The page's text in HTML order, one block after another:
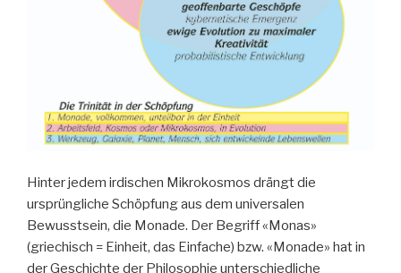
Hinter jedem irdischen Mikrokosmos drängt die
ursprüngliche Schöpfung aus dem universalen
Bewusstsein, die Monade. Der Begriff «Monas»
(griechisch = Einheit, das Einfache) bzw. «Monade» hat in
der Geschichte der Philosophie unterschiedliche